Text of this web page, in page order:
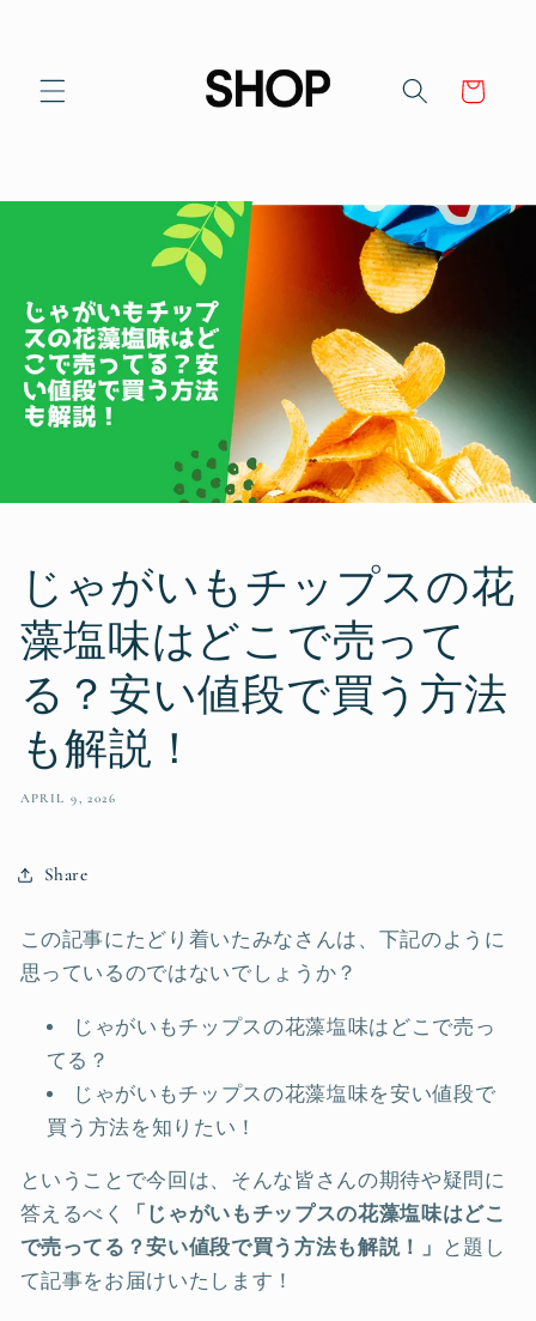
Cart
じゃがいもチップスの花
藻塩味はどこで売って
る？安い値段で買う方法
も解説！
APRIL 9, 2026
Share
この記事にたどり着いたみなさんは、下記のように
思っているのではないでしょうか？
じゃがいもチップスの花藻塩味はどこで売っ
てる？
じゃがいもチップスの花藻塩味を安い値段で
買う方法を知りたい！
ということで今回は、そんな皆さんの期待や疑問に
答えるべく
「じゃがいもチップスの花藻塩味はどこ
で売ってる？安い値段で買う方法も解説！」
と題し
て記事をお届けいたします！